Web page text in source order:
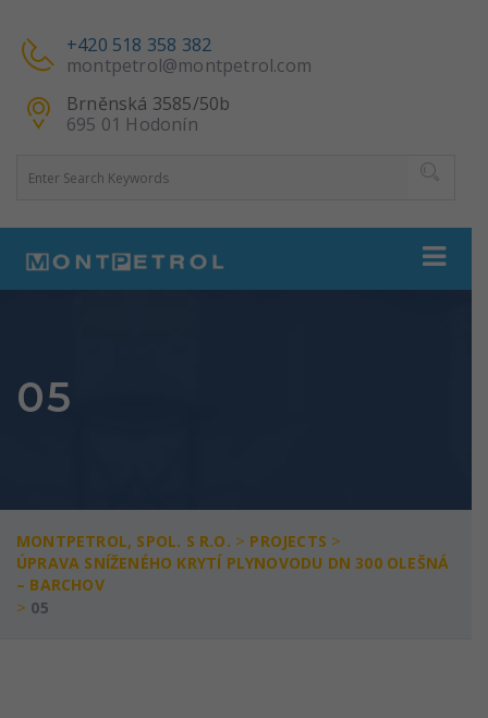
+420 518 358 382
montpetrol@montpetrol.com
Brněnská 3585/50b
695 01 Hodonín
05
MONTPETROL, SPOL. S R.O. > PROJECTS >
ÚPRAVA SNÍŽENÉHO KRYTÍ PLYNOVODU DN 300 OLEŠNÁ
– BARCHOV
> 05